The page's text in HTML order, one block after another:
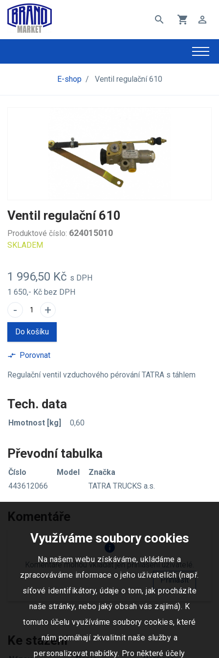
search shopping_cart perm_identity
E-shop / Ventil regulační 610
Ventil regulační 610
Produktové číslo: 624015010
SKLADEM
1 996,50 Kč s DPH
1 650,- Kč bez DPH
- +
Do košíku
compare_arrows Porovnat
Regulační ventil vzduchového pérování TATRA s táhlem
Tech. data
Hmotnost [kg] 0,60
Převodní tabulka
Číslo Model
Značka
443612066
TATRA TRUCKS a.s.
Komentáře
info
Komentáře mohou vkládat jen přihlášení uživatelé.
Přihlásit
Ke stažení
Využíváme soubory cookies
Na našem webu získáváme, ukládáme a
zpracováváme informace o jeho uživatelích (např.
síťové identifikátory, údaje o tom, jak procházíte
naše stránky, nebo jaký obsah vás zajímá). K
tomuto účelu využíváme soubory cookies, které
nám pomáhají zkvalitnit naše služby a
personalizovat nabídky. Pro některé účely